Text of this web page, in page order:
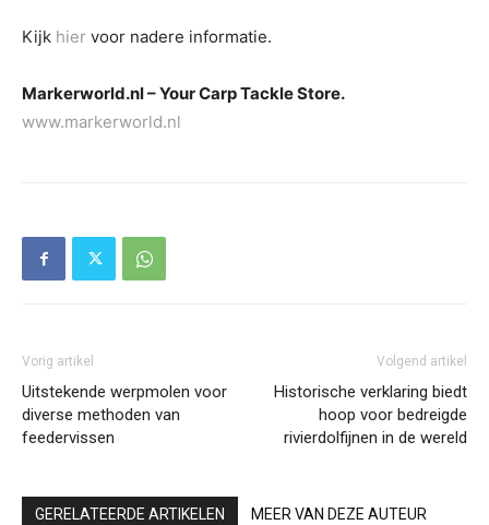
Kijk hier voor nadere informatie.
Markerworld.nl – Your Carp Tackle Store.
www.markerworld.nl
Vorig artikel
Uitstekende werpmolen voor
diverse methoden van
feedervissen
Volgend artikel
Historische verklaring biedt
hoop voor bedreigde
rivierdolfijnen in de wereld
GERELATEERDE ARTIKELEN MEER VAN DEZE AUTEUR